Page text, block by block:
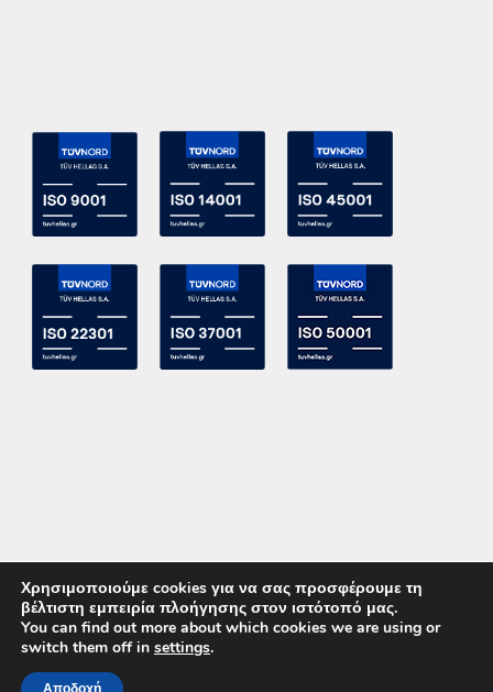
Copyright 2015 ACE Power Electronics - All Right Reserved
Χρησιμοποιούμε cookies για να σας προσφέρουμε τη
βέλτιστη εμπειρία πλοήγησης στον ιστότοπό μας.
You can find out more about which cookies we are using or
switch them off in settings.